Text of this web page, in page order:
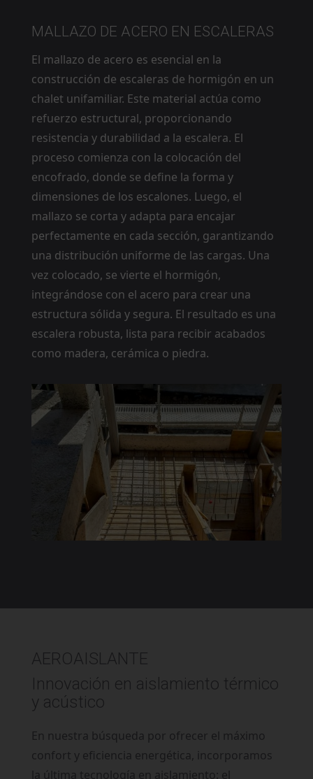
MALLAZO DE ACERO EN ESCALERAS
El mallazo de acero es esencial en la
construcción de escaleras de hormigón en un
chalet unifamiliar. Este material actúa como
refuerzo estructural, proporcionando
resistencia y durabilidad a la escalera. El
proceso comienza con la colocación del
encofrado, donde se define la forma y
dimensiones de los escalones. Luego, el
mallazo se corta y adapta para encajar
perfectamente en cada sección, garantizando
una distribución uniforme de las cargas. Una
vez colocado, se vierte el hormigón,
integrándose con el acero para crear una
estructura sólida y segura. El resultado es una
escalera robusta, lista para recibir acabados
como madera, cerámica o piedra.
AEROAISLANTE
Innovación en aislamiento térmico
y acústico
En nuestra búsqueda por ofrecer el máximo
confort y eficiencia energética, incorporamos
la última tecnología en aislamiento: el